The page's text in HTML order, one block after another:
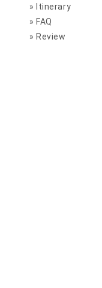
» Itinerary
» FAQ
» Review